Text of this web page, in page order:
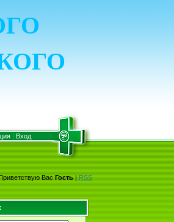
| Вход
Вас Гость|RSS